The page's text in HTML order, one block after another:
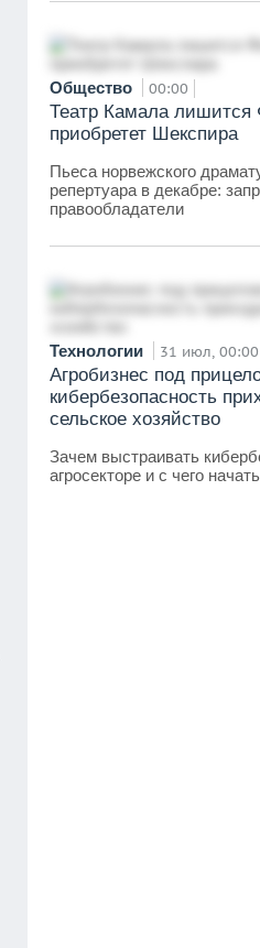
Общество 00:00
Театр Камала лишится
приобретет Шекспира
Пьеса норвежского
репертуара в декабре:
правообладатели
Технологии 31 июл, 00:00
Агробизнес под
кибербезопасность
сельское хозяйство
Зачем выстраивать
агросекторе и с чего начать